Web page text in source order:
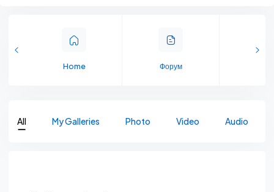
Home Форум
All My Galleries Photo Video Audio